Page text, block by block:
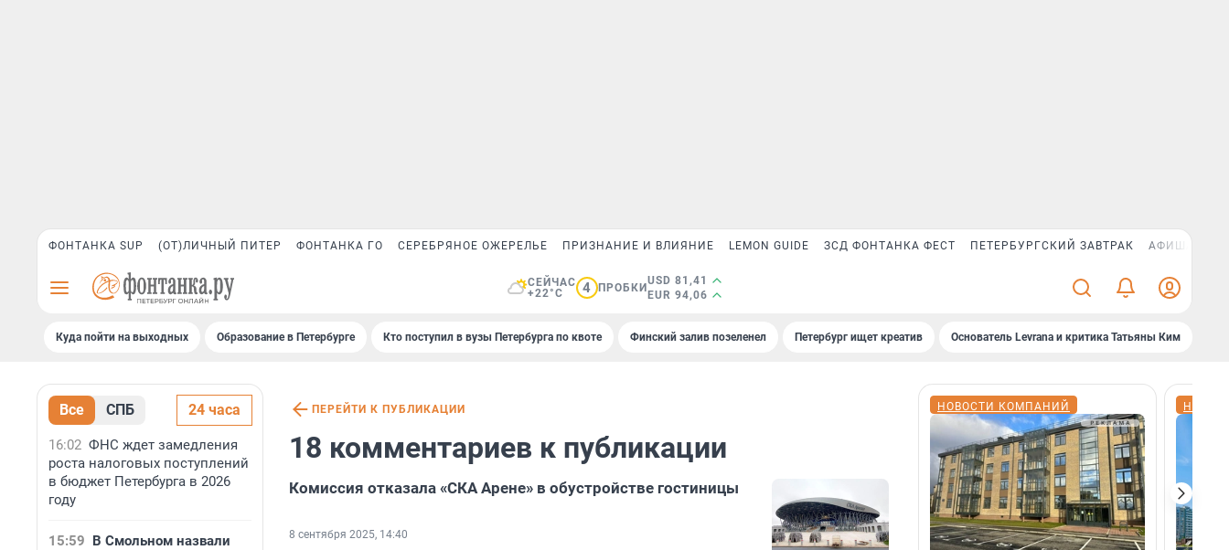
ФОНТАНКА SUP (ОТ)ЛИЧНЫЙ ПИТЕР ФОНТАНКА ГО СЕРЕБРЯНОЕ ОЖЕРЕЛЬЕ ПРИЗНАНИЕ И ВЛИЯНИЕ LEMON GUIDE ЗСД ФОНТАНКА ФЕСТ ПЕТЕРБУРГСКИЙ ЗАВТРАК АФИША PLUS
СЕЙЧАС
+22°C
4 ПРОБКИ
USD 81,41
EUR 94,06
Куда пойти на выходных Образование в Петербурге Кто поступил в вузы Петербурга по квоте Финский залив позеленел Петербург ищет креатив Основатель Levrana и критика Татьяны Ким
Все СПБ 24 часа
16:02 ФНС ждет замедления
роста налоговых поступлений
в бюджет Петербурга в 2026
году
15:59 В Смольном назвали
ПЕРЕЙТИ К ПУБЛИКАЦИИ
18 комментариев к публикации
Комиссия отказала «СКА Арене» в обустройстве гостиницы
8 сентября 2025, 14:40
НОВОСТИ КОМПАНИЙ